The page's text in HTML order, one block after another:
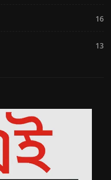
16
13